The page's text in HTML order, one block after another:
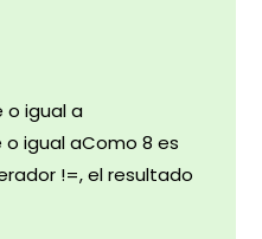
o igual a
igual aComo 8 es
!=, el resultado